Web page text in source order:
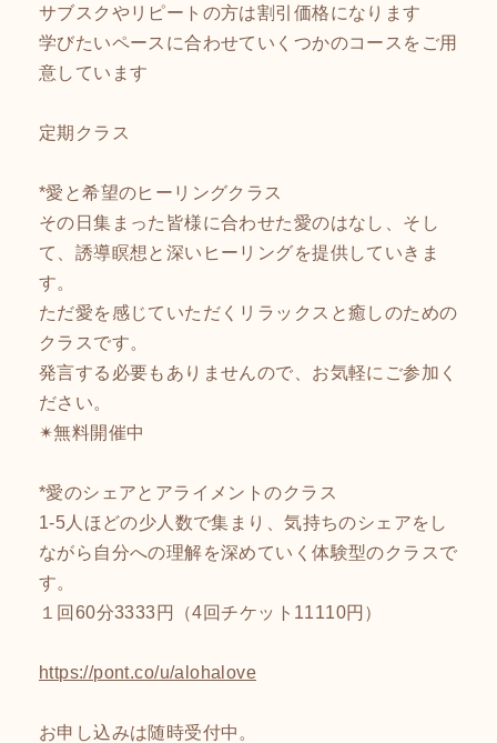
サブスクやリピートの方は割引価格になります
学びたいペースに合わせていくつかのコースをご用
意しています
定期クラス
*愛と希望のヒーリングクラス
その日集まった皆様に合わせた愛のはなし、そし
て、誘導瞑想と深いヒーリングを提供していきま
す。
ただ愛を感じていただくリラックスと癒しのための
クラスです。
発言する必要もありませんので、お気軽にご参加く
ださい。
✴︎無料開催中
*愛のシェアとアライメントのクラス
1-5人ほどの少人数で集まり、気持ちのシェアをし
ながら自分への理解を深めていく体験型のクラスで
す。
１回60分3333円（4回チケット11110円）
https://pont.co/u/alohalove
お申し込みは随時受付中。